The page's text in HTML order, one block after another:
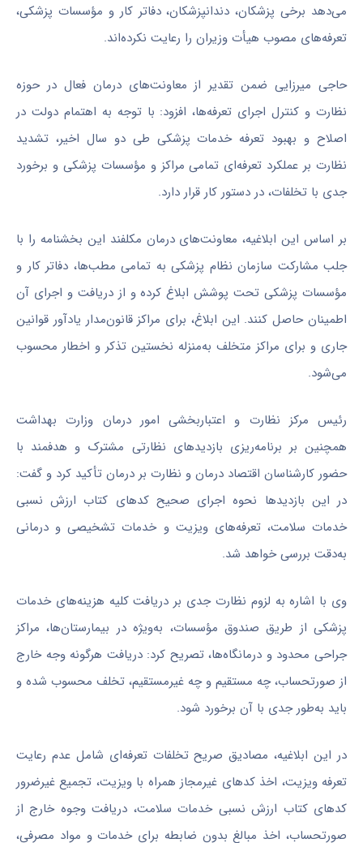
می‌دهد برخی پزشکان، دندانپزشکان، دفاتر کار و مؤسسات پزشکی،
تعرفه‌های مصوب هیأت وزیران را رعایت نکرده‌اند.
حاجی میرزایی ضمن تقدیر از معاونت‌های درمان فعال در حوزه
نظارت و کنترل اجرای تعرفه‌ها، افزود: با توجه به اهتمام دولت در
اصلاح و بهبود تعرفه خدمات پزشکی طی دو سال اخیر، تشدید
نظارت بر عملکرد تعرفه‌ای تمامی مراکز و مؤسسات پزشکی و برخورد
جدی با تخلفات، در دستور کار قرار دارد.
بر اساس این ابلاغیه، معاونت‌های درمان مکلفند این بخشنامه را با
جلب مشارکت سازمان نظام پزشکی به تمامی مطب‌ها، دفاتر کار و
مؤسسات پزشکی تحت پوشش ابلاغ کرده و از دریافت و اجرای آن
اطمینان حاصل کنند. این ابلاغ، برای مراکز قانون‌مدار یادآور قوانین
جاری و برای مراکز متخلف به‌منزله نخستین تذکر و اخطار محسوب
می‌شود.
رئیس مرکز نظارت و اعتباربخشی امور درمان وزارت بهداشت
همچنین بر برنامه‌ریزی بازدیدهای نظارتی مشترک و هدفمند با
حضور کارشناسان اقتصاد درمان و نظارت بر درمان تأکید کرد و گفت:
در این بازدیدها نحوه اجرای صحیح کدهای کتاب ارزش نسبی
خدمات سلامت، تعرفه‌های ویزیت و خدمات تشخیصی و درمانی
به‌دقت بررسی خواهد شد.
وی با اشاره به لزوم نظارت جدی بر دریافت کلیه هزینه‌های خدمات
پزشکی از طریق صندوق مؤسسات، به‌ویژه در بیمارستان‌ها، مراکز
جراحی محدود و درمانگاه‌ها، تصریح کرد: دریافت هرگونه وجه خارج
از صورتحساب، چه مستقیم و چه غیرمستقیم، تخلف محسوب شده و
باید به‌طور جدی با آن برخورد شود.
در این ابلاغیه، مصادیق صریح تخلفات تعرفه‌ای شامل عدم رعایت
تعرفه ویزیت، اخذ کدهای غیرمجاز همراه با ویزیت، تجمیع غیرضرور
کدهای کتاب ارزش نسبی خدمات سلامت، دریافت وجوه خارج از
صورتحساب، اخذ مبالغ بدون ضابطه برای خدمات و مواد مصرفی،